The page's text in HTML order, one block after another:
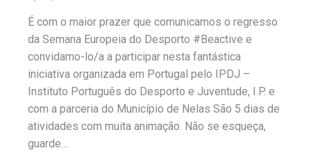
É com o maior prazer que comunicamos o regresso
da Semana Europeia do Desporto #Beactive e
convidamo-lo/a a participar nesta fantástica
iniciativa organizada em Portugal pelo IPDJ –
Instituto Português do Desporto e Juventude, I.P. e
com a parceria do Município de Nelas São 5 dias de
atividades com muita animação. Não se esqueça,
guarde…